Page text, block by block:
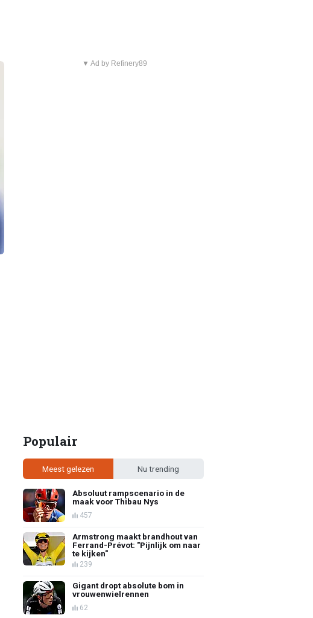
▼ Ad by Refinery89
Populair
Meest gelezen Nu trending
Absoluut rampscenario in de
maak voor Thibau Nys
457
Armstrong maakt brandhout van
Ferrand-Prévot: "Pijnlijk om naar
te kijken"
239
Gigant dropt absolute bom in
vrouwenwielrennen
62